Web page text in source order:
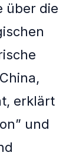
über die
erklärt
und